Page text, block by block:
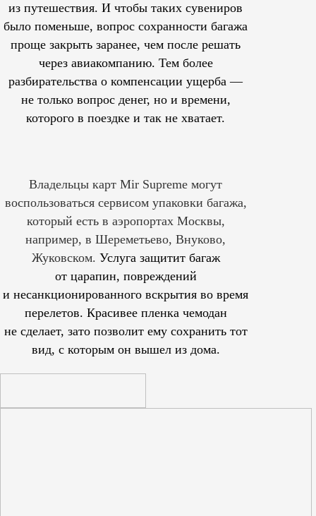
из путешествия. И чтобы таких сувениров
было поменьше, вопрос сохранности багажа
проще закрыть заранее, чем после решать
через авиакомпанию. Тем более
разбирательства о компенсации ущерба —
не только вопрос денег, но и времени,
которого в поездке и так не хватает.
Владельцы карт Mir Supreme могут
воспользоваться сервисом упаковки багажа,
который есть в аэропортах Москвы,
например, в Шереметьево, Внуково,
Жуковском. Услуга защитит багаж
от царапин, повреждений
и несанкционированного вскрытия во время
перелетов. Красивее пленка чемодан
не сделает, зато позволит ему сохранить тот
вид, с которым он вышел из дома.